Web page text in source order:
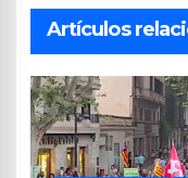
Artículos